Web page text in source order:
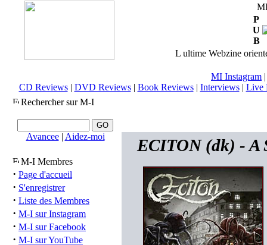
P
U
B
L ultime Webzine
MI Instagram
CD Reviews| DVD Reviews| Book Reviews| Interviews| Live
Rechercher sur M-I
Avancee| Aidez-moi
M-I Membres
· Page d'accueil
· S'enregistrer
· Liste des Membres
· M-I sur Instagram
· M-I sur Facebook
· M-I sur YouTube
ECITON (dk) - A